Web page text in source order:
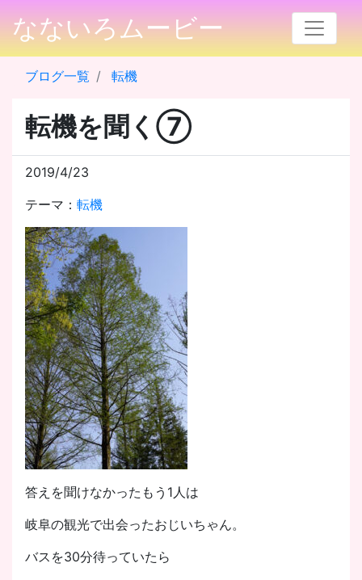
なないろムービー
ブログ一覧 転機
転機を聞く⑦
2019/4/23
テーマ： 転機
答えを聞けなかったもう1人は
岐阜の観光で出会ったおじいちゃん。
バスを30分待っていたら